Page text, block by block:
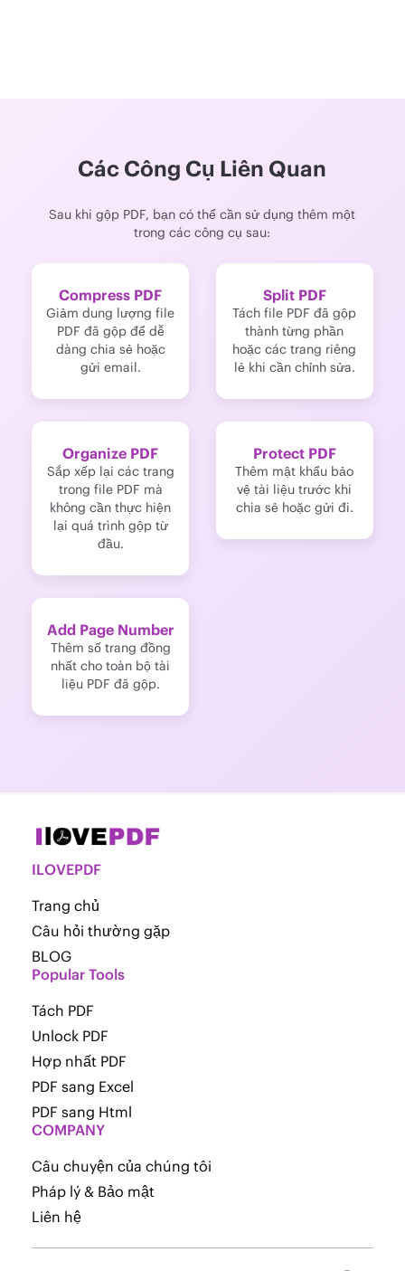
Các Công Cụ Liên Quan
Sau khi gộp PDF, bạn có thể cần sử dụng thêm một
trong các công cụ sau:
Compress PDF
Giảm dung lượng file
PDF đã gộp để dễ
dàng chia sẻ hoặc
gửi email.
Split PDF
Tách file PDF đã gộp
thành từng phần
hoặc các trang riêng
lẻ khi cần chỉnh sửa.
Organize PDF
Sắp xếp lại các trang
trong file PDF mà
không cần thực hiện
lại quá trình gộp từ
đầu.
Protect PDF
Thêm mật khẩu bảo
vệ tài liệu trước khi
chia sẻ hoặc gửi đi.
Add Page Number
Thêm số trang đồng
nhất cho toàn bộ tài
liệu PDF đã gộp.
ILOVEPDF
Trang chủ
Câu hỏi thường gặp
BLOG
Popular Tools
Tách PDF
Unlock PDF
Hợp nhất PDF
PDF sang Excel
PDF sang Html
COMPANY
Câu chuyện của chúng tôi
Pháp lý & Bảo mật
Liên hệ